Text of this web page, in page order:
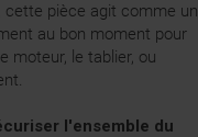
cette pièce agit comme un
au bon moment pour
moteur, le tablier, ou
l'ensemble du